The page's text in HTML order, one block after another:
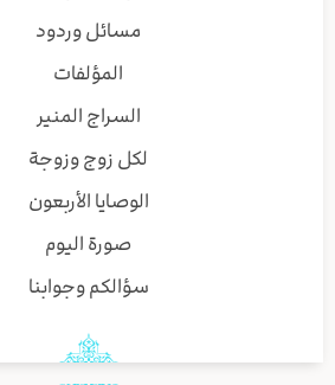
مسائل وردود
المؤلفات
السراج المنير
لكل زوج وزوجة
الوصايا الأربعون
صورة اليوم
سؤالكم وجوابنا